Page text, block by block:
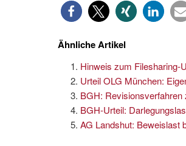
Ähnliche Artikel
Hinweis zum Filesharing-
Urteil OLG München:
BGH:
BGH-Urteil:
AG Landshut: Beweislast